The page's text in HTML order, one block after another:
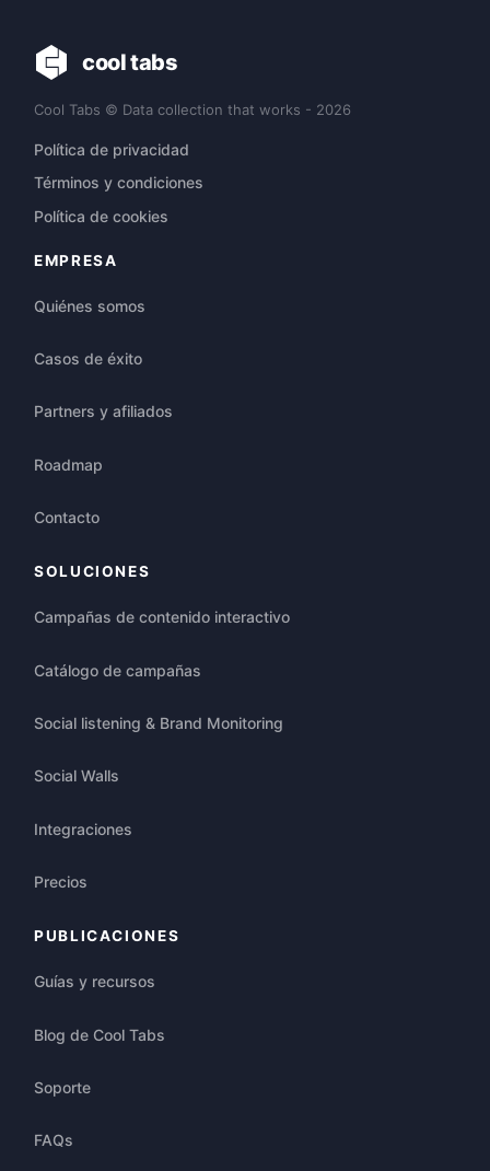
cool tabs
Cool Tabs © Data collection that works - 2026
Política de privacidad
Términos y condiciones
Política de cookies
EMPRESA
Quiénes somos
Casos de éxito
Partners y afiliados
Roadmap
Contacto
SOLUCIONES
Campañas de contenido interactivo
Catálogo de campañas
Social listening & Brand Monitoring
Social Walls
Integraciones
Precios
PUBLICACIONES
Guías y recursos
Blog de Cool Tabs
Soporte
FAQs